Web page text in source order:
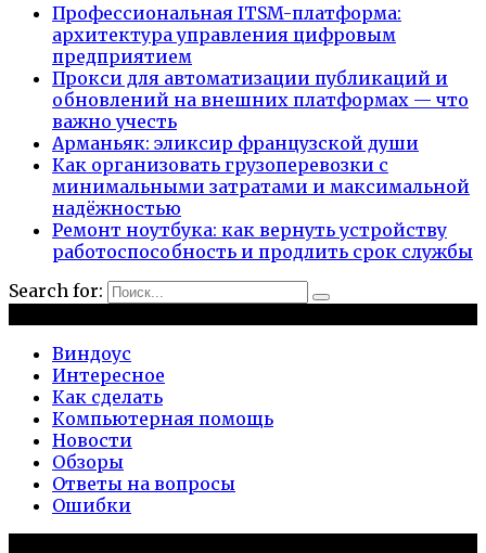
Профессиональная ITSM-платформа:
архитектура управления цифровым
предприятием
Прокси для автоматизации публикаций и
обновлений на внешних платформах — что
важно учесть
Арманьяк: эликсир французской души
Как организовать грузоперевозки с
минимальными затратами и максимальной
надёжностью
Ремонт ноутбука: как вернуть устройству
работоспособность и продлить срок службы
Search for:
Виндоус
Интересное
Как сделать
Компьютерная помощь
Новости
Обзоры
Ответы на вопросы
Ошибки